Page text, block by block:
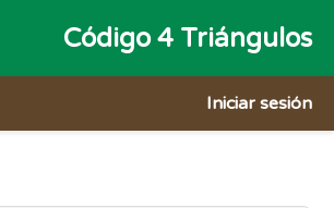
Código 4 Triángulos
Iniciar sesión